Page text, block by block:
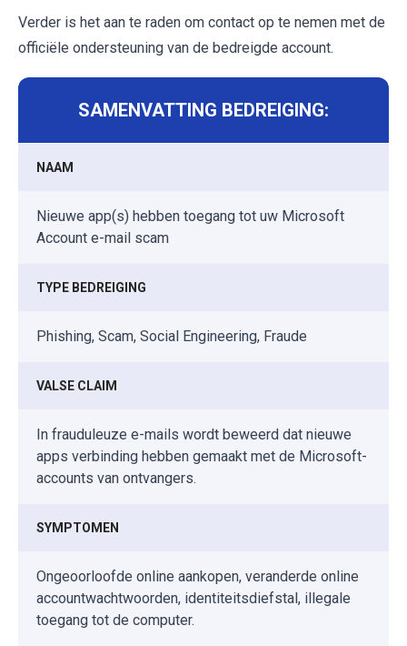
Verder is het aan te raden om contact op te nemen met de
officiële ondersteuning van de bedreigde account.
SAMENVATTING BEDREIGING:
NAAM
Nieuwe app(s) hebben toegang tot uw Microsoft
Account e-mail scam
TYPE BEDREIGING
Phishing, Scam, Social Engineering, Fraude
VALSE CLAIM
In frauduleuze e-mails wordt beweerd dat nieuwe
apps verbinding hebben gemaakt met de Microsoft-
accounts van ontvangers.
SYMPTOMEN
Ongeoorloofde online aankopen, veranderde online
accountwachtwoorden, identiteitsdiefstal, illegale
toegang tot de computer.